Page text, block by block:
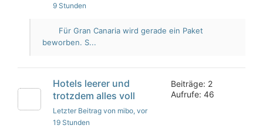
9 Stunden
Für Gran Canaria wird gerade ein Paket
beworben. S...
Hotels leerer und
trotzdem alles voll
Letzter Beitrag von mibo, vor
19 Stunden
Beiträge: 2
Aufrufe: 46